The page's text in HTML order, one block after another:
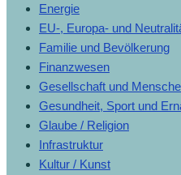
Energie
EU-, Europa- und
Familie und Bevölkerung
Finanzwesen
Gesellschaft und
Gesundheit, Sport und
Glaube / Religion
Infrastruktur
Kultur / Kunst